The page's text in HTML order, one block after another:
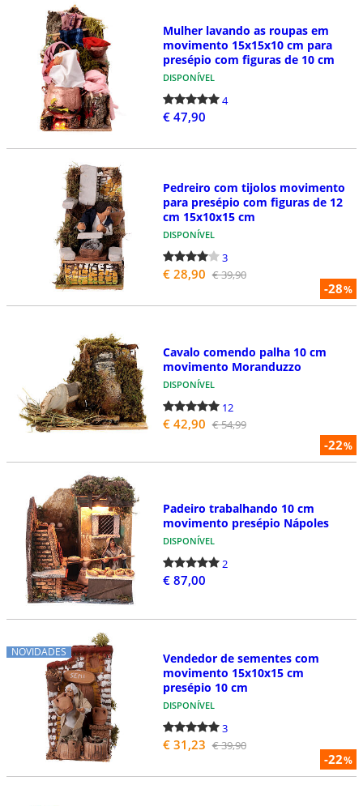
Mulher lavando as roupas em
movimento 15x15x10 cm para
presépio com figuras de 10 cm
DISPONÍVEL
4
€ 47,90
-28%
Pedreiro com tijolos movimento
para presépio com figuras de 12
cm 15x10x15 cm
DISPONÍVEL
3
€ 28,90 € 39,90
-22%
Cavalo comendo palha 10 cm
movimento Moranduzzo
DISPONÍVEL
12
€ 42,90 € 54,99
Padeiro trabalhando 10 cm
movimento presépio Nápoles
DISPONÍVEL
2
€ 87,00
NOVIDADES
-22%
Vendedor de sementes com
movimento 15x10x15 cm
presépio 10 cm
DISPONÍVEL
3
€ 31,23 € 39,90